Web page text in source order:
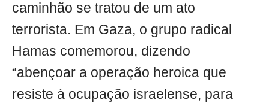
caminhão se tratou de um ato
terrorista. Em Gaza, o grupo radical
Hamas comemorou, dizendo
“abençoar a operação heroica que
resiste à ocupação israelense, para